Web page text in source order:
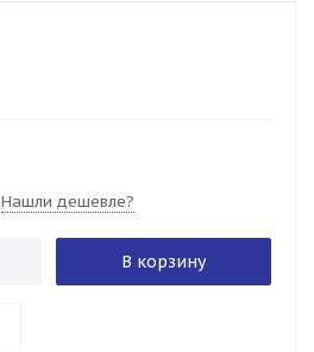
Нашли дешевле?
В корзину